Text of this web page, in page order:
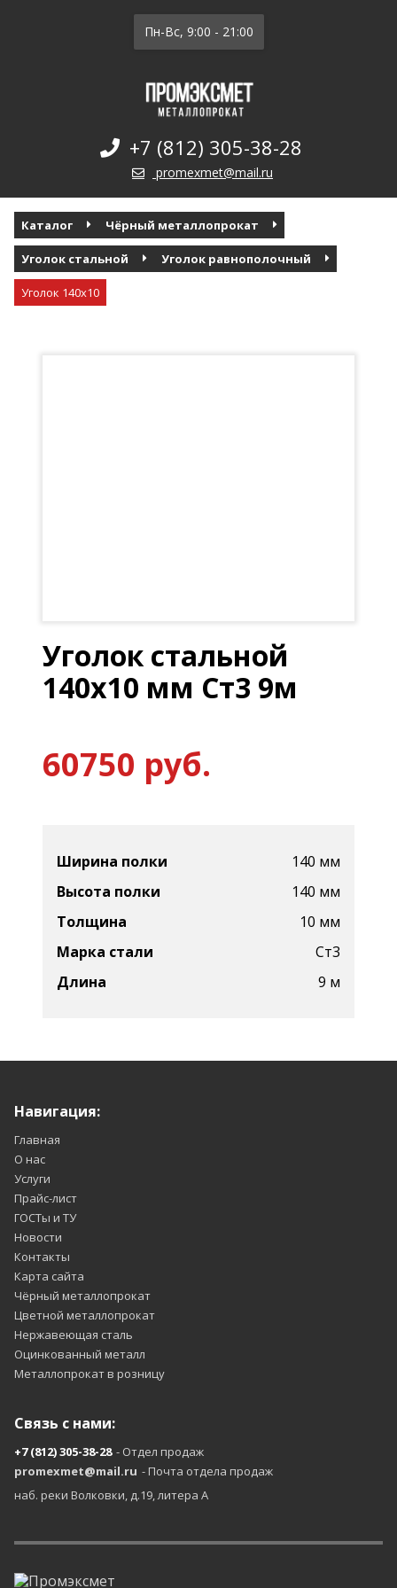
Пн-Вс, 9:00 - 21:00
+7 (812) 305-38-28
promexmet@mail.ru
Каталог Чёрный металлопрокат
Уголок стальной Уголок равнополочный
Уголок 140х10
Уголок стальной
140х10 мм Ст3 9м
60750 руб.
Ширина полки
140 мм
Высота полки
140 мм
Толщина
10 мм
Марка стали
Ст3
Длина
9 м
Навигация:
Главная
О нас
Услуги
Прайс-лист
ГОСТы и ТУ
Новости
Контакты
Карта сайта
Чёрный металлопрокат
Цветной металлопрокат
Нержавеющая сталь
Оцинкованный металл
Металлопрокат в розницу
Связь с нами:
+7 (812) 305-38-28 - Отдел продаж
promexmet@mail.ru - Почта отдела продаж
наб. реки Волковки, д.19, литера А